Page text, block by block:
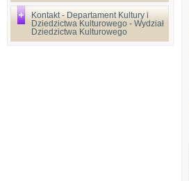
Kontakt - Departament Kultury i
Dziedzictwa Kulturowego - Wydział
Dziedzictwa Kulturowego